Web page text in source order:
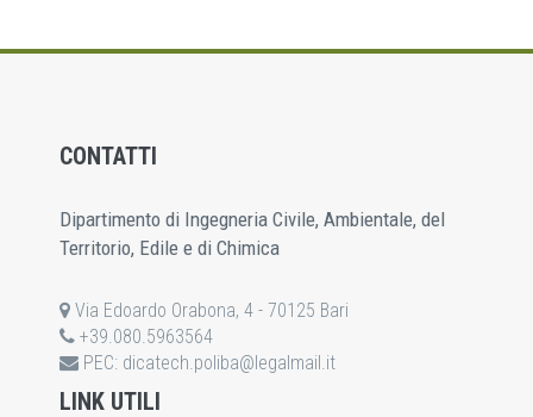
CONTATTI
Dipartimento di Ingegneria Civile, Ambientale, del
Territorio, Edile e di Chimica
Via Edoardo Orabona, 4 - 70125 Bari
+39.080.5963564
PEC: dicatech.poliba@legalmail.it
LINK UTILI